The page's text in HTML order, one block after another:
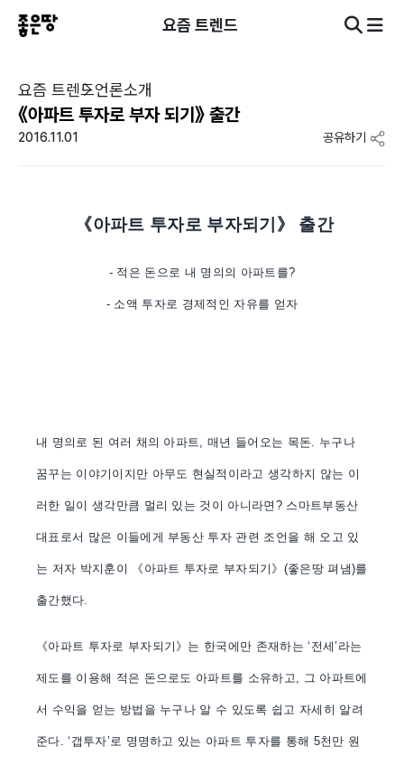
요즘 트렌드
요즘 트렌드언론소개
《아파트 투자로 부자 되기》 출간
2016.11.01 공유하기
《아파트 투자로 부자되기》 출간
- 적은 돈으로 내 명의의 아파트를?
- 소액 투자로 경제적인 자유를 얻자
내 명의로 된 여러 채의 아파트, 매년 들어오는 목돈. 누구나
꿈꾸는 이야기이지만 아무도 현실적이라고 생각하지 않는 이
러한 일이 생각만큼 멀리 있는 것이 아니라면? 스마트부동산
대표로서 많은 이들에게 부동산 투자 관련 조언을 해 오고 있
는 저자 박지훈이 《아파트 투자로 부자되기》(좋은땅 펴냄)를
출간했다.
《아파트 투자로 부자되기》는 한국에만 존재하는 ‘전세’라는
제도를 이용해 적은 돈으로도 아파트를 소유하고, 그 아파트에
서 수익을 얻는 방법을 누구나 알 수 있도록 쉽고 자세히 알려
준다. ‘갭투자’로 명명하고 있는 아파트 투자를 통해 5천만 원